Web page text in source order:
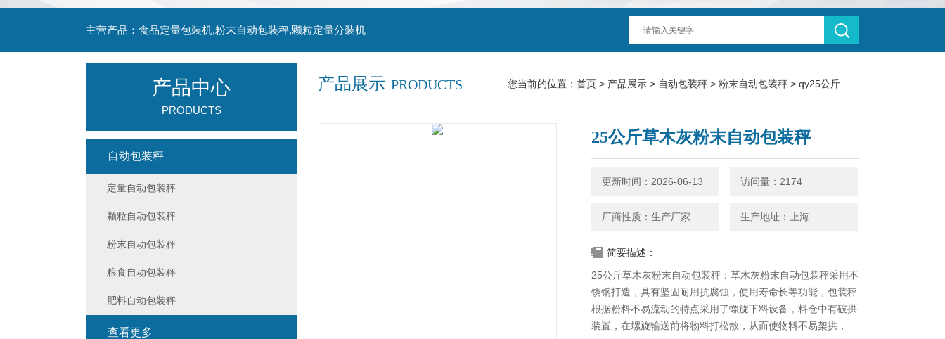
主营产品：食品定量包装机,粉末自动包装秤,颗粒定量分装机
产品展示 PRODUCTS 您当前的位置： 首页 > 产品展示 > 自动包装秤 > 粉末自动包装秤 > qy25公斤草木灰粉末自动包装秤
25公斤草木灰粉末自动包装秤
更新时间：2026-06-13 访问量：2174
厂商性质：生产厂家 生产地址：上海
简要描述：
25公斤草木灰粉末自动包装秤：草木灰粉末自动包装秤​采用不
锈钢打造，具有坚固耐用抗腐蚀，使用寿命长等功能，包装秤
根据粉料不易流动的特点采用了螺旋下料设备，料仓中有破拱
装置，在螺旋输送前将物料打松散，从而使物料不易架拱，
产品中心
PRODUCTS
自动包装秤
定量自动包装秤
颗粒自动包装秤
粉末自动包装秤
粮食自动包装秤
肥料自动包装秤
查看更多